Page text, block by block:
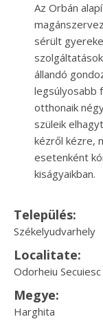
Az Orbán
sérült
állandó
legsúlyosabb
otthonaik
szüleik
kézről kézre,
esetenként
kiságyaikban.
Település:
Székelyudvarhely
Localitate:
Odorheiu Secuiesc
Megye:
Harghita